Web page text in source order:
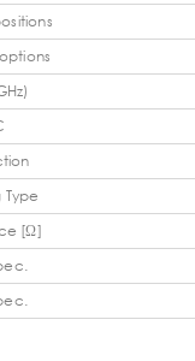
Type
[Ω]